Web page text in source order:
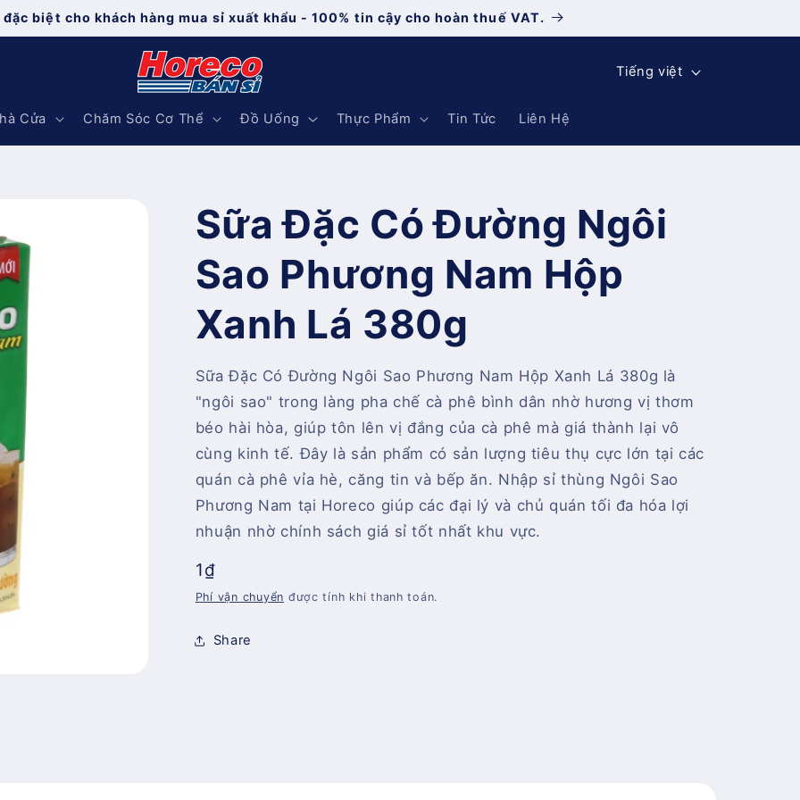
biệt cho khách hàng mua sỉ xuất khẩu - 100% tin cậy cho hoàn thuế VAT.
Cửa Chăm Sóc Cơ Thể Đồ Uống Thực Phẩm Tin Tức Liên Hệ
N
g
ữ
Tiếng việt
Sữa Đặc Có Đường Ngôi
Sao Phương Nam Hộp
Xanh Lá 380g
Sữa Đặc Có Đường Ngôi Sao Phương Nam Hộp Xanh Lá 380g là
"ngôi sao" trong làng pha chế cà phê bình dân nhờ hương vị thơm
béo hài hòa, giúp tôn lên vị đắng của cà phê mà giá thành lại vô
cùng kinh tế. Đây là sản phẩm có sản lượng tiêu thụ cực lớn tại các
quán cà phê vỉa hè, căng tin và bếp ăn. Nhập sỉ thùng Ngôi Sao
Phương Nam tại Horeco giúp các đại lý và chủ quán tối đa hóa lợi
nhuận nhờ chính sách giá sỉ tốt nhất khu vực.
Giá
thông
1₫
Phí vận chuyển được tính khi thanh toán.
Share